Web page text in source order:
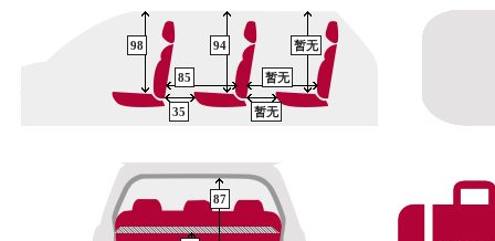
98 94 暂无
85
35 暂无
暂无
87